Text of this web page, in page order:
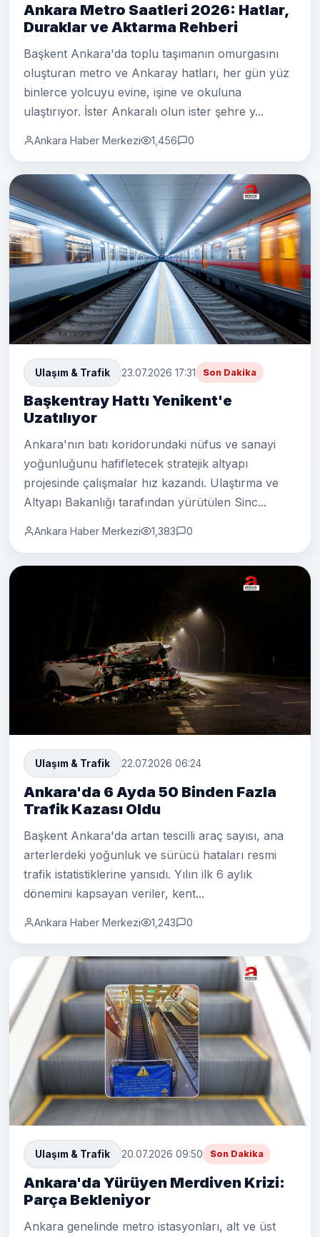
Ankara Metro Saatleri 2026: Hatlar,
Duraklar ve Aktarma Rehberi
Başkent Ankara'da toplu taşımanın omurgasını
oluşturan metro ve Ankaray hatları, her gün yüz
binlerce yolcuyu evine, işine ve okuluna
ulaştırıyor. İster Ankaralı olun ister şehre y...
Ankara Haber Merkezi 1,456 0
Ulaşım & Trafik 23.07.2026 17:31 Son Dakika
Başkentray Hattı Yenikent'e
Uzatılıyor
Ankara'nın batı koridorundaki nüfus ve sanayi
yoğunluğunu hafifletecek stratejik altyapı
projesinde çalışmalar hız kazandı. Ulaştırma ve
Altyapı Bakanlığı tarafından yürütülen Sinc...
Ankara Haber Merkezi 1,383 0
Ulaşım & Trafik 22.07.2026 06:24
Ankara'da 6 Ayda 50 Binden Fazla
Trafik Kazası Oldu
Başkent Ankara'da artan tescilli araç sayısı, ana
arterlerdeki yoğunluk ve sürücü hataları resmi
trafik istatistiklerine yansıdı. Yılın ilk 6 aylık
dönemini kapsayan veriler, kent...
Ankara Haber Merkezi 1,243 0
Ulaşım & Trafik 20.07.2026 09:50 Son Dakika
Ankara'da Yürüyen Merdiven Krizi:
Parça Bekleniyor
Ankara genelinde metro istasyonları, alt ve üst